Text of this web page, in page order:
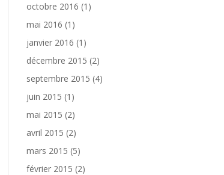
octobre 2016 (1)
mai 2016 (1)
janvier 2016 (1)
décembre 2015 (2)
septembre 2015 (4)
juin 2015 (1)
mai 2015 (2)
avril 2015 (2)
mars 2015 (5)
février 2015 (2)